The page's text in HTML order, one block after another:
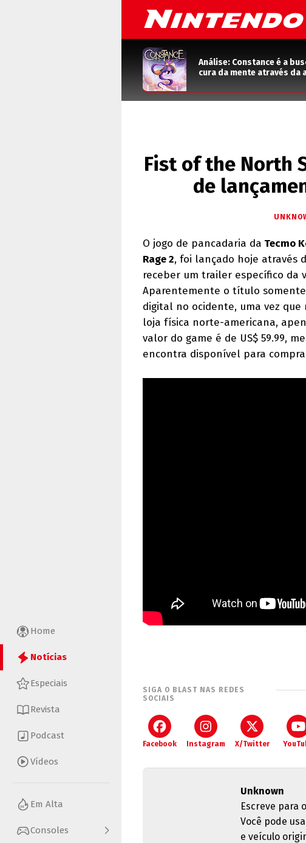
Home
Notícias
Especiais
Revista
Podcast
Vídeos
Em Alta
Consoles
Análise: Constance é a
cura da mente através da
Fist of the North
de
O jogo de pancadaria da Tecmo
Rage 2, foi lançado hoje através
receber um trailer específico da
Aparentemente o título
digital no ocidente, uma vez
loja física norte-americana,
valor do game é de US$ 59.99,
encontra disponível para
SIGA O BLAST NAS REDES
SOCIAIS
Facebook Instagram X/Twitter
Unknown
Escreve para
Você pode
e veículo